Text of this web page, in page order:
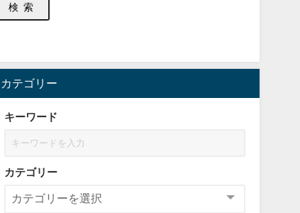
検索
カテゴリー
キーワード
カテゴリー